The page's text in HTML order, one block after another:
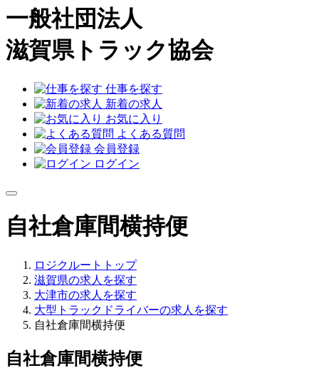
一般社団法人
滋賀県トラック協会
仕事を探す
新着の求人
お気に入り
よくある質問
会員登録
ログイン
自社倉庫間横持便
ロジクルートトップ
滋賀県の求人を探す
大津市の求人を探す
大型トラックドライバーの求人を探す
自社倉庫間横持便
自社倉庫間横持便